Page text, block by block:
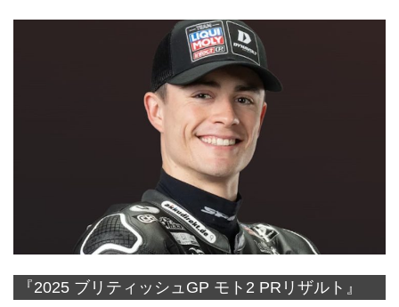
『2025 ブリティッシュGP モト2 PRリザルト』